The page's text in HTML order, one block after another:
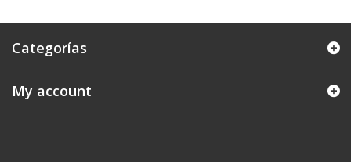
Categorías
My account